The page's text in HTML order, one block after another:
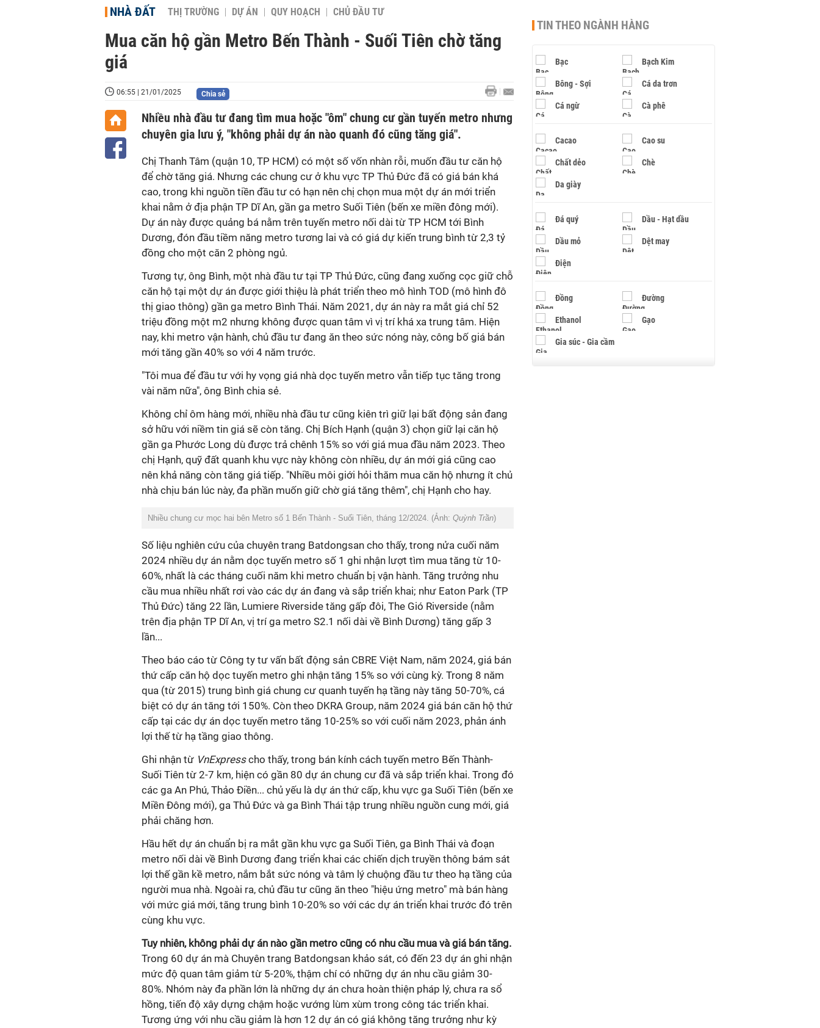
NHÀ ĐẤT THỊ TRƯỜNG DỰ ÁN QUY HOẠCH CHỦ ĐẦU TƯ
Mua căn hộ gần Metro Bến Thành - Suối Tiên chờ tăng
giá
06:55 | 21/01/2025 Chia sẻ
Nhiều nhà đầu tư đang tìm mua hoặc "ôm" chung cư gần tuyến metro nhưng
chuyên gia lưu ý, "không phải dự án nào quanh đó cũng tăng giá".
Chị Thanh Tâm (quận 10, TP HCM) có một số vốn nhàn rỗi, muốn đầu tư căn hộ
để chờ tăng giá. Nhưng các chung cư ở khu vực TP Thủ Đức đã có giá bán khá
cao, trong khi nguồn tiền đầu tư có hạn nên chị chọn mua một dự án mới triển
khai nằm ở địa phận TP Dĩ An, gần ga metro Suối Tiên (bến xe miền đông mới).
Dự án này được quảng bá nằm trên tuyến metro nối dài từ TP HCM tới Bình
Dương, đón đầu tiềm năng metro tương lai và có giá dự kiến trung bình từ 2,3 tỷ
đồng cho một căn 2 phòng ngủ.
Tương tự, ông Bình, một nhà đầu tư tại TP Thủ Đức, cũng đang xuống cọc giữ chỗ
căn hộ tại một dự án được giới thiệu là phát triển theo mô hình TOD (mô hình đô
thị giao thông) gần ga metro Bình Thái. Năm 2021, dự án này ra mắt giá chỉ 52
triệu đồng một m2 nhưng không được quan tâm vì vị trí khá xa trung tâm. Hiện
nay, khi metro vận hành, chủ đầu tư đang ăn theo sức nóng này, công bố giá bán
mới tăng gần 40% so với 4 năm trước.
"Tôi mua để đầu tư với hy vọng giá nhà dọc tuyến metro vẫn tiếp tục tăng trong
vài năm nữa", ông Bình chia sẻ.
Không chỉ ôm hàng mới, nhiều nhà đầu tư cũng kiên trì giữ lại bất động sản đang
sở hữu với niềm tin giá sẽ còn tăng. Chị Bích Hạnh (quận 3) chọn giữ lại căn hộ
gần ga Phước Long dù được trả chênh 15% so với giá mua đầu năm 2023. Theo
chị Hạnh, quỹ đất quanh khu vực này không còn nhiều, dự án mới giá cũng cao
nên khả năng còn tăng giá tiếp. "Nhiều môi giới hỏi thăm mua căn hộ nhưng ít chủ
nhà chịu bán lúc này, đa phần muốn giữ chờ giá tăng thêm", chị Hạnh cho hay.
Nhiều chung cư mọc hai bên Metro số 1 Bến Thành - Suối Tiên, tháng 12/2024. (Ảnh: Quỳnh Trần)
Số liệu nghiên cứu của chuyên trang Batdongsan cho thấy, trong nửa cuối năm
2024 nhiều dự án nằm dọc tuyến metro số 1 ghi nhận lượt tìm mua tăng từ 10-
60%, nhất là các tháng cuối năm khi metro chuẩn bị vận hành. Tăng trưởng nhu
cầu mua nhiều nhất rơi vào các dự án đang và sắp triển khai; như Eaton Park (TP
Thủ Đức) tăng 22 lần, Lumiere Riverside tăng gấp đôi, The Gió Riverside (nằm
trên địa phận TP Dĩ An, vị trí ga metro S2.1 nối dài về Bình Dương) tăng gấp 3
lần...
Theo báo cáo từ Công ty tư vấn bất động sản CBRE Việt Nam, năm 2024, giá bán
thứ cấp căn hộ dọc tuyến metro ghi nhận tăng 15% so với cùng kỳ. Trong 8 năm
qua (từ 2015) trung bình giá chung cư quanh tuyến hạ tầng này tăng 50-70%, cá
biệt có dự án tăng tới 150%. Còn theo DKRA Group, năm 2024 giá bán căn hộ thứ
cấp tại các dự án dọc tuyến metro tăng 10-25% so với cuối năm 2023, phản ánh
lợi thế từ hạ tầng giao thông.
Ghi nhận từ VnExpresscho thấy, trong bán kính cách tuyến metro Bến Thành-
Suối Tiên từ 2-7 km, hiện có gần 80 dự án chung cư đã và sắp triển khai. Trong đó
các ga An Phú, Thảo Điền... chủ yếu là dự án thứ cấp, khu vực ga Suối Tiên (bến xe
Miền Đông mới), ga Thủ Đức và ga Bình Thái tập trung nhiều nguồn cung mới, giá
phải chăng hơn.
Hầu hết dự án chuẩn bị ra mắt gần khu vực ga Suối Tiên, ga Bình Thái và đoạn
metro nối dài về Bình Dương đang triển khai các chiến dịch truyền thông bám sát
lợi thế gần kề metro, nắm bắt sức nóng và tâm lý chuộng đầu tư theo hạ tầng của
người mua nhà. Ngoài ra, chủ đầu tư cũng ăn theo "hiệu ứng metro" mà bán hàng
với mức giá mới, tăng trung bình 10-20% so với các dự án triển khai trước đó trên
cùng khu vực.
Tuy nhiên, không phải dự án nào gần metro cũng có nhu cầu mua và giá bán tăng.
Trong 60 dự án mà Chuyên trang Batdongsan khảo sát, có đến 23 dự án ghi nhận
mức độ quan tâm giảm từ 5-20%, thậm chí có những dự án nhu cầu giảm 30-
80%. Nhóm này đa phần lớn là những dự án chưa hoàn thiện pháp lý, chưa ra sổ
hồng, tiến độ xây dựng chậm hoặc vướng lùm xùm trong công tác triển khai.
Tương ứng với nhu cầu giảm là hơn 12 dự án có giá không tăng trưởng như kỳ
TIN THEO NGÀNH HÀNG
Bạc Bạch Kim
Bông - Sợi Cá da trơn
Cá ngừ Cà phê
Cacao Cao su
Chất dẻo Chè
Da giày
Đá quý Dầu - Hạt dầu
Dầu mỏ Dệt may
Điện
Đồng Đường
Ethanol Gạo
Gia súc - Gia cầm